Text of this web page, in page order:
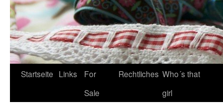
Startseite Links
For
Sale
Rechtliches Who´s that
girl